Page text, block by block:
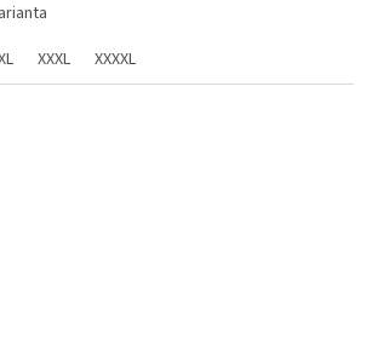
XXXL XXXXL